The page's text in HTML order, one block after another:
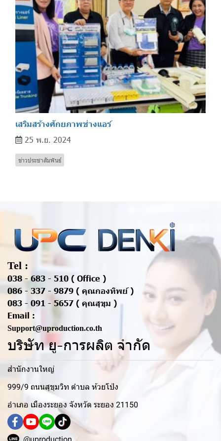
เสริมสร้างศักยภาพช่างแอร์
25 พ.ย. 2024
ข่าวประชาสัมพันธ์
Tel :
038 - 683 - 510 ( Office )
086 - 337 - 9879 ( คุณกองทิพย์ )
083 - 091 - 5657 ( คุณสุขุม )
Email :
Support@uproduction.co.th
บริษัท ยู-การผลิต จำกัด
สำนักงานใหญ่
999/9 ถนนสุขุมวิท ตำบล ห้วยโป่ง
อำเภอ เมืองระยอง จังหวัด ระยอง 21150
@uproduction